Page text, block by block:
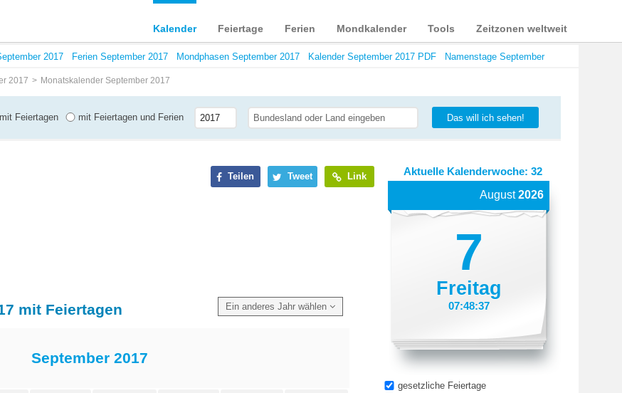
Kalender Feiertage Ferien Mondkalender Tools Zeitzonen weltweit
2017 Ferien September 2017 Mondphasen September 2017 Kalender September 2017 PDF Namenstage September
2017 Monatskalender September 2017
mit Feiertagen mit Feiertagen und Ferien Das will ich sehen!
Teilen Tweet Link
mit Feiertagen Ein anderes Jahr wählen
September 2017
Aktuelle Kalenderwoche: 32
August2026
7
Freitag
07:48:38
gesetzliche Feiertage